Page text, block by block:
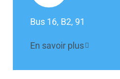
Bus 16, B2, 91
En savoir plus